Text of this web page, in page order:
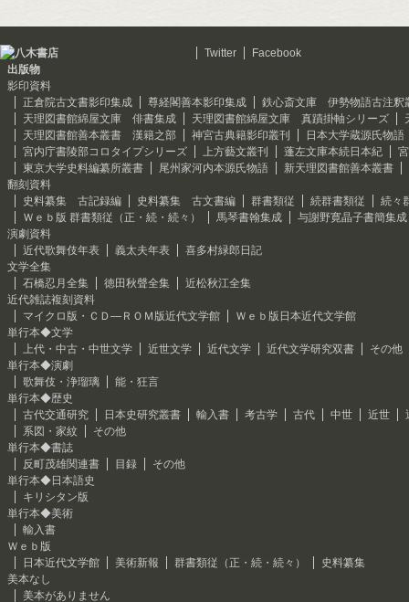
Twitter
Facebook
出版物
影印資料
正倉院古文書影印集成
尊経閣善本影印集成
鉄心斎文庫 伊勢物語古注釈
天理図書館綿屋文庫 俳書集成
天理図書館綿屋文庫 真蹟掛軸シリーズ
天理図書館善本叢書 漢籍之部
神宮古典籍影印叢刊
日本大学蔵源氏物語
宮内庁書陵部コロタイプシリーズ
上方藝文叢刊 蓬左文庫本続日本紀
東京大学史料編纂所叢書
尾州家河内本源氏物語
新天理図書館善本叢書
翻刻資料
史料纂集 古記録編
史料纂集 古文書編 群書類従 続群書類従
続々
Ｗｅｂ版 群書類従（正・続・続々）
馬琴書翰集成
与謝野寛晶子書簡集成
演劇資料
近代歌舞伎年表
義太夫年表
喜多村緑郎日記
文学全集
石橋忍月全集
徳田秋聲全集
近松秋江全集
近代雑誌複刻資料
マイクロ版・ＣＤ―ＲＯＭ版近代文学館
Ｗｅｂ版日本近代文学館
単行本◆文学
上代・中古・中世文学
近世文学 近代文学 近代文学研究双書
その他
単行本◆演劇
歌舞伎・浄瑠璃
能・狂言
単行本◆歴史
古代交通研究
日本史研究叢書 輸入書 考古学 古代 中世 近世
系図・家紋
その他
単行本◆書誌
反町茂雄関連書
目録
その他
単行本◆日本語史
キリシタン版
単行本◆美術
輸入書
Ｗｅｂ版
日本近代文学館
美術新報 群書類従（正・続・続々）
史料纂集
美本なし
美本がありません